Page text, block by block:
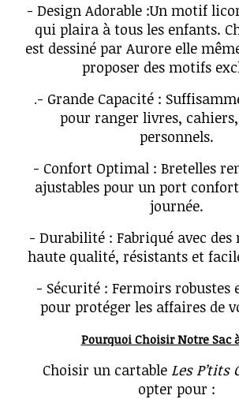
- Design Adorable :Un motif
qui plaira à tous les enfants.
est dessiné par Aurore elle
proposer des motifs
.- Grande Capacité :
pour ranger livres,
personnels.
- Confort Optimal : Bretelles
ajustables pour un port
journée.
- Durabilité : Fabriqué avec
haute qualité, résistants et
- Sécurité : Fermoirs robustes
pour protéger les affaires de
Pourquoi Choisir Notre Sac
Choisir un cartable Les P’tits
opter pour :